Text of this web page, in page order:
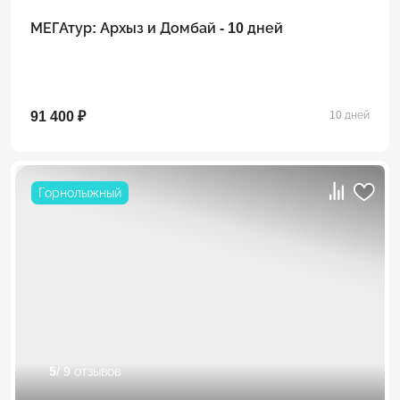
МЕГАтур: Архыз и Домбай - 10 дней
91 400 ₽ 10 дней
Горнолыжный
5/ 9 отзывов